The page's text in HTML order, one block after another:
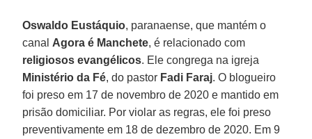
Oswaldo Eustáquio, paranaense, que mantém o
canal Agora é Manchete, é relacionado com
religiosos evangélicos. Ele congrega na igreja
Ministério da Fé, do pastor Fadi Faraj. O blogueiro
foi preso em 17 de novembro de 2020 e mantido em
prisão domiciliar. Por violar as regras, ele foi preso
preventivamente em 18 de dezembro de 2020. Em 9